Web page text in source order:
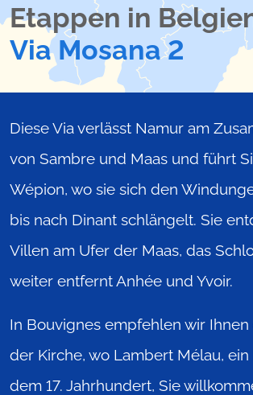
Etappen in
Via Mosana 2
Diese Via verlässt Namur am
von Sambre und Maas und führt
Wépion, wo sie sich den
bis nach Dinant schlängelt. Sie
Villen am Ufer der Maas, das
weiter entfernt Anhée und Yvoir.
In Bouvignes empfehlen wir Ihnen
der Kirche, wo Lambert Mélau, ein
dem 17. Jahrhundert, Sie